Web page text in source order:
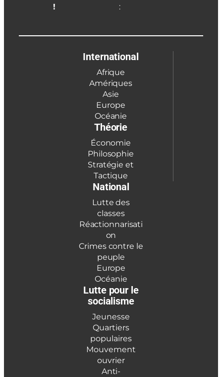
!
:
International
Afrique
Amériques
Asie
Europe
Océanie
Théorie
Économie
Philosophie
Stratégie et
Tactique
National
Lutte des
classes
Réactionnarisati
on
Crimes contre le
peuple
Europe
Océanie
Lutte pour le
socialisme
Jeunesse
Quartiers
populaires
Mouvement
ouvrier
Anti-